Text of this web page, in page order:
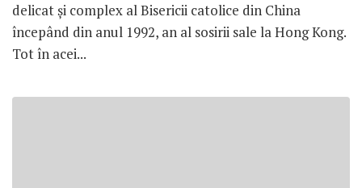
delicat și complex al Bisericii catolice din China
începând din anul 1992, an al sosirii sale la Hong Kong.
Tot în acei...